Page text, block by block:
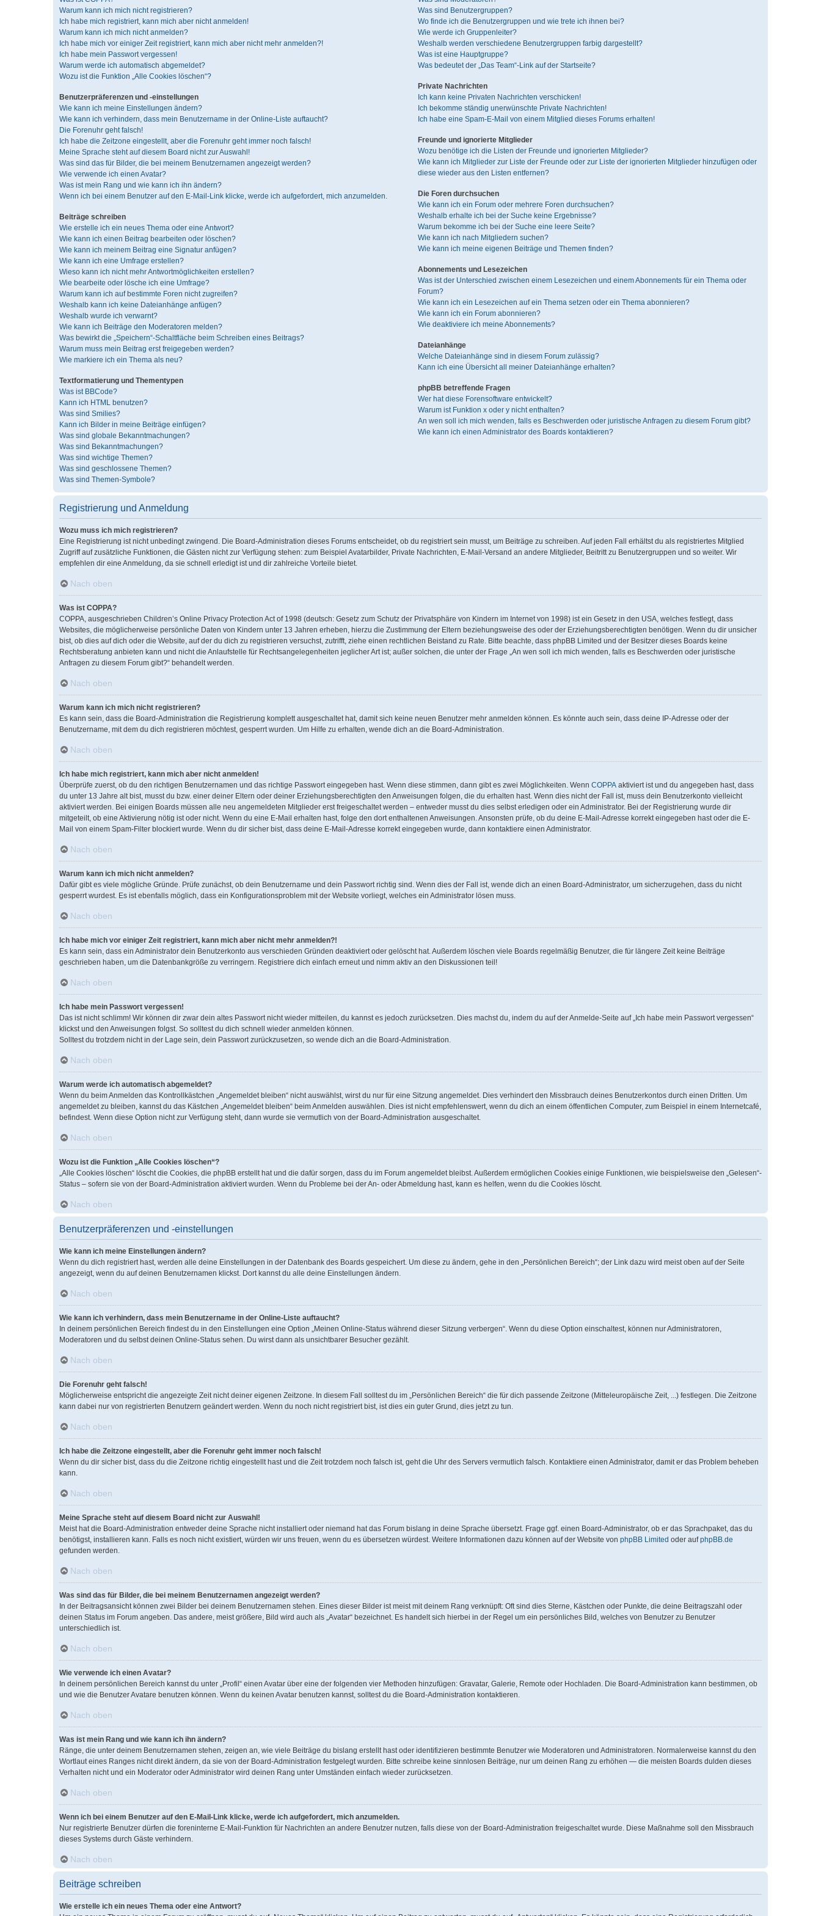
Warum kann ich mich nicht registrieren?
Ich habe mich registriert, kann mich aber nicht anmelden!
Warum kann ich mich nicht anmelden?
Ich habe mich vor einiger Zeit registriert, kann mich aber nicht mehr anmelden?!
Ich habe mein Passwort vergessen!
Warum werde ich automatisch abgemeldet?
Wozu ist die Funktion „Alle Cookies löschen“?
Benutzerpräferenzen und -einstellungen
Wie kann ich meine Einstellungen ändern?
Wie kann ich verhindern, dass mein Benutzername in der Online-Liste auftaucht?
Die Forenuhr geht falsch!
Ich habe die Zeitzone eingestellt, aber die Forenuhr geht immer noch falsch!
Meine Sprache steht auf diesem Board nicht zur Auswahl!
Was sind das für Bilder, die bei meinem Benutzernamen angezeigt werden?
Wie verwende ich einen Avatar?
Was ist mein Rang und wie kann ich ihn ändern?
Wenn ich bei einem Benutzer auf den E-Mail-Link klicke, werde ich aufgefordert, mich anzumelden.
Beiträge schreiben
Wie erstelle ich ein neues Thema oder eine Antwort?
Wie kann ich einen Beitrag bearbeiten oder löschen?
Wie kann ich meinem Beitrag eine Signatur anfügen?
Wie kann ich eine Umfrage erstellen?
Wieso kann ich nicht mehr Antwortmöglichkeiten erstellen?
Wie bearbeite oder lösche ich eine Umfrage?
Warum kann ich auf bestimmte Foren nicht zugreifen?
Weshalb kann ich keine Dateianhänge anfügen?
Weshalb wurde ich verwarnt?
Wie kann ich Beiträge den Moderatoren melden?
Was bewirkt die „Speichern“-Schaltfläche beim Schreiben eines Beitrags?
Warum muss mein Beitrag erst freigegeben werden?
Wie markiere ich ein Thema als neu?
Textformatierung und Thementypen
Was ist BBCode?
Kann ich HTML benutzen?
Was sind Smilies?
Kann ich Bilder in meine Beiträge einfügen?
Was sind globale Bekanntmachungen?
Was sind Bekanntmachungen?
Was sind wichtige Themen?
Was sind geschlossene Themen?
Was sind Themen-Symbole?
Was sind Benutzergruppen?
Wo finde ich die Benutzergruppen und wie trete ich ihnen bei?
Wie werde ich Gruppenleiter?
Weshalb werden verschiedene Benutzergruppen farbig dargestellt?
Was ist eine Hauptgruppe?
Was bedeutet der „Das Team“-Link auf der Startseite?
Private Nachrichten
Ich kann keine Privaten Nachrichten verschicken!
Ich bekomme ständig unerwünschte Private Nachrichten!
Ich habe eine Spam-E-Mail von einem Mitglied dieses Forums erhalten!
Freunde und ignorierte Mitglieder
Wozu benötige ich die Listen der Freunde und ignorierten Mitglieder?
Wie kann ich Mitglieder zur Liste der Freunde oder zur Liste der ignorierten Mitglieder hinzufügen oder
diese wieder aus den Listen entfernen?
Die Foren durchsuchen
Wie kann ich ein Forum oder mehrere Foren durchsuchen?
Weshalb erhalte ich bei der Suche keine Ergebnisse?
Warum bekomme ich bei der Suche eine leere Seite?
Wie kann ich nach Mitgliedern suchen?
Wie kann ich meine eigenen Beiträge und Themen finden?
Abonnements und Lesezeichen
Was ist der Unterschied zwischen einem Lesezeichen und einem Abonnements für ein Thema oder
Forum?
Wie kann ich ein Lesezeichen auf ein Thema setzen oder ein Thema abonnieren?
Wie kann ich ein Forum abonnieren?
Wie deaktiviere ich meine Abonnements?
Dateianhänge
Welche Dateianhänge sind in diesem Forum zulässig?
Kann ich eine Übersicht all meiner Dateianhänge erhalten?
phpBB betreffende Fragen
Wer hat diese Forensoftware entwickelt?
Warum ist Funktion x oder y nicht enthalten?
An wen soll ich mich wenden, falls es Beschwerden oder juristische Anfragen zu diesem Forum gibt?
Wie kann ich einen Administrator des Boards kontaktieren?
Registrierung und Anmeldung
Wozu muss ich mich registrieren?
Eine Registrierung ist nicht unbedingt zwingend. Die Board-Administration dieses Forums entscheidet, ob du registriert sein musst, um Beiträge zu schreiben. Auf jeden Fall erhältst du als registriertes Mitglied
Zugriff auf zusätzliche Funktionen, die Gästen nicht zur Verfügung stehen: zum Beispiel Avatarbilder, Private Nachrichten, E-Mail-Versand an andere Mitglieder, Beitritt zu Benutzergruppen und so weiter. Wir
empfehlen dir eine Anmeldung, da sie schnell erledigt ist und dir zahlreiche Vorteile bietet.
Nach oben
Was ist COPPA?
COPPA, ausgeschrieben Children’s Online Privacy Protection Act of 1998 (deutsch: Gesetz zum Schutz der Privatsphäre von Kindern im Internet von 1998) ist ein Gesetz in den USA, welches festlegt, dass
Websites, die möglicherweise persönliche Daten von Kindern unter 13 Jahren erheben, hierzu die Zustimmung der Eltern beziehungsweise des oder der Erziehungsberechtigten benötigen. Wenn du dir unsicher
bist, ob dies auf dich oder die Website, auf der du dich zu registrieren versuchst, zutrifft, ziehe einen rechtlichen Beistand zu Rate. Bitte beachte, dass phpBB Limited und der Besitzer dieses Boards keine
Rechtsberatung anbieten kann und nicht die Anlaufstelle für Rechtsangelegenheiten jeglicher Art ist; außer solchen, die unter der Frage „An wen soll ich mich wenden, falls es Beschwerden oder juristische
Anfragen zu diesem Forum gibt?“ behandelt werden.
Nach oben
Warum kann ich mich nicht registrieren?
Es kann sein, dass die Board-Administration die Registrierung komplett ausgeschaltet hat, damit sich keine neuen Benutzer mehr anmelden können. Es könnte auch sein, dass deine IP-Adresse oder der
Benutzername, mit dem du dich registrieren möchtest, gesperrt wurden. Um Hilfe zu erhalten, wende dich an die Board-Administration.
Nach oben
Ich habe mich registriert, kann mich aber nicht anmelden!
Überprüfe zuerst, ob du den richtigen Benutzernamen und das richtige Passwort eingegeben hast. Wenn diese stimmen, dann gibt es zwei Möglichkeiten. Wenn COPPA aktiviert ist und du angegeben hast, dass
du unter 13 Jahre alt bist, musst du bzw. einer deiner Eltern oder deiner Erziehungsberechtigten den Anweisungen folgen, die du erhalten hast. Wenn dies nicht der Fall ist, muss dein Benutzerkonto vielleicht
aktiviert werden. Bei einigen Boards müssen alle neu angemeldeten Mitglieder erst freigeschaltet werden – entweder musst du dies selbst erledigen oder ein Administrator. Bei der Registrierung wurde dir
mitgeteilt, ob eine Aktivierung nötig ist oder nicht. Wenn du eine E-Mail erhalten hast, folge den dort enthaltenen Anweisungen. Ansonsten prüfe, ob du deine E-Mail-Adresse korrekt eingegeben hast oder die E-
Mail von einem Spam-Filter blockiert wurde. Wenn du dir sicher bist, dass deine E-Mail-Adresse korrekt eingegeben wurde, dann kontaktiere einen Administrator.
Nach oben
Warum kann ich mich nicht anmelden?
Dafür gibt es viele mögliche Gründe. Prüfe zunächst, ob dein Benutzername und dein Passwort richtig sind. Wenn dies der Fall ist, wende dich an einen Board-Administrator, um sicherzugehen, dass du nicht
gesperrt wurdest. Es ist ebenfalls möglich, dass ein Konfigurationsproblem mit der Website vorliegt, welches ein Administrator lösen muss.
Nach oben
Ich habe mich vor einiger Zeit registriert, kann mich aber nicht mehr anmelden?!
Es kann sein, dass ein Administrator dein Benutzerkonto aus verschieden Gründen deaktiviert oder gelöscht hat. Außerdem löschen viele Boards regelmäßig Benutzer, die für längere Zeit keine Beiträge
geschrieben haben, um die Datenbankgröße zu verringern. Registriere dich einfach erneut und nimm aktiv an den Diskussionen teil!
Nach oben
Ich habe mein Passwort vergessen!
Das ist nicht schlimm! Wir können dir zwar dein altes Passwort nicht wieder mitteilen, du kannst es jedoch zurücksetzen. Dies machst du, indem du auf der Anmelde-Seite auf „Ich habe mein Passwort vergessen“
klickst und den Anweisungen folgst. So solltest du dich schnell wieder anmelden können.
Solltest du trotzdem nicht in der Lage sein, dein Passwort zurückzusetzen, so wende dich an die Board-Administration.
Nach oben
Warum werde ich automatisch abgemeldet?
Wenn du beim Anmelden das Kontrollkästchen „Angemeldet bleiben“ nicht auswählst, wirst du nur für eine Sitzung angemeldet. Dies verhindert den Missbrauch deines Benutzerkontos durch einen Dritten. Um
angemeldet zu bleiben, kannst du das Kästchen „Angemeldet bleiben“ beim Anmelden auswählen. Dies ist nicht empfehlenswert, wenn du dich an einem öffentlichen Computer, zum Beispiel in einem Internetcafé,
befindest. Wenn diese Option nicht zur Verfügung steht, dann wurde sie vermutlich von der Board-Administration ausgeschaltet.
Nach oben
Wozu ist die Funktion „Alle Cookies löschen“?
„Alle Cookies löschen“ löscht die Cookies, die phpBB erstellt hat und die dafür sorgen, dass du im Forum angemeldet bleibst. Außerdem ermöglichen Cookies einige Funktionen, wie beispielsweise den „Gelesen“-
Status – sofern sie von der Board-Administration aktiviert wurden. Wenn du Probleme bei der An- oder Abmeldung hast, kann es helfen, wenn du die Cookies löscht.
Nach oben
Benutzerpräferenzen und -einstellungen
Wie kann ich meine Einstellungen ändern?
Wenn du dich registriert hast, werden alle deine Einstellungen in der Datenbank des Boards gespeichert. Um diese zu ändern, gehe in den „Persönlichen Bereich“; der Link dazu wird meist oben auf der Seite
angezeigt, wenn du auf deinen Benutzernamen klickst. Dort kannst du alle deine Einstellungen ändern.
Nach oben
Wie kann ich verhindern, dass mein Benutzername in der Online-Liste auftaucht?
In deinem persönlichen Bereich findest du in den Einstellungen eine Option „Meinen Online-Status während dieser Sitzung verbergen“. Wenn du diese Option einschaltest, können nur Administratoren,
Moderatoren und du selbst deinen Online-Status sehen. Du wirst dann als unsichtbarer Besucher gezählt.
Nach oben
Die Forenuhr geht falsch!
Möglicherweise entspricht die angezeigte Zeit nicht deiner eigenen Zeitzone. In diesem Fall solltest du im „Persönlichen Bereich“ die für dich passende Zeitzone (Mitteleuropäische Zeit, ...) festlegen. Die Zeitzone
kann dabei nur von registrierten Benutzern geändert werden. Wenn du noch nicht registriert bist, ist dies ein guter Grund, dies jetzt zu tun.
Nach oben
Ich habe die Zeitzone eingestellt, aber die Forenuhr geht immer noch falsch!
Wenn du dir sicher bist, dass du die Zeitzone richtig eingestellt hast und die Zeit trotzdem noch falsch ist, geht die Uhr des Servers vermutlich falsch. Kontaktiere einen Administrator, damit er das Problem beheben
kann.
Nach oben
Meine Sprache steht auf diesem Board nicht zur Auswahl!
Meist hat die Board-Administration entweder deine Sprache nicht installiert oder niemand hat das Forum bislang in deine Sprache übersetzt. Frage ggf. einen Board-Administrator, ob er das Sprachpaket, das du
benötigst, installieren kann. Falls es noch nicht existiert, würden wir uns freuen, wenn du es übersetzen würdest. Weitere Informationen dazu können auf der Website von phpBB Limited oder aufphpBB.de
gefunden werden.
Nach oben
Was sind das für Bilder, die bei meinem Benutzernamen angezeigt werden?
In der Beitragsansicht können zwei Bilder bei deinem Benutzernamen stehen. Eines dieser Bilder ist meist mit deinem Rang verknüpft: Oft sind dies Sterne, Kästchen oder Punkte, die deine Beitragszahl oder
deinen Status im Forum angeben. Das andere, meist größere, Bild wird auch als „Avatar“ bezeichnet. Es handelt sich hierbei in der Regel um ein persönliches Bild, welches von Benutzer zu Benutzer
unterschiedlich ist.
Nach oben
Wie verwende ich einen Avatar?
In deinem persönlichen Bereich kannst du unter „Profil“ einen Avatar über eine der folgenden vier Methoden hinzufügen: Gravatar, Galerie, Remote oder Hochladen. Die Board-Administration kann bestimmen, ob
und wie die Benutzer Avatare benutzen können. Wenn du keinen Avatar benutzen kannst, solltest du die Board-Administration kontaktieren.
Nach oben
Was ist mein Rang und wie kann ich ihn ändern?
Ränge, die unter deinem Benutzernamen stehen, zeigen an, wie viele Beiträge du bislang erstellt hast oder identifizieren bestimmte Benutzer wie Moderatoren und Administratoren. Normalerweise kannst du den
Wortlaut eines Ranges nicht direkt ändern, da sie von der Board-Administration festgelegt wurden. Bitte schreibe keine sinnlosen Beiträge, nur um deinen Rang zu erhöhen — die meisten Boards dulden dieses
Verhalten nicht und ein Moderator oder Administrator wird deinen Rang unter Umständen einfach wieder zurücksetzen.
Nach oben
Wenn ich bei einem Benutzer auf den E-Mail-Link klicke, werde ich aufgefordert, mich anzumelden.
Nur registrierte Benutzer dürfen die foreninterne E-Mail-Funktion für Nachrichten an andere Benutzer nutzen, falls diese von der Board-Administration freigeschaltet wurde. Diese Maßnahme soll den Missbrauch
dieses Systems durch Gäste verhindern.
Nach oben
Beiträge schreiben
Wie erstelle ich ein neues Thema oder eine Antwort?